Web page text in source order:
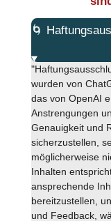
🌀
wurden von
das von OpenAI
Anstrengungen
Genauigkeit und
sicherzustellen,
möglicherweise
Inhalten
ansprechende
bereitzustellen,
und Feedback,